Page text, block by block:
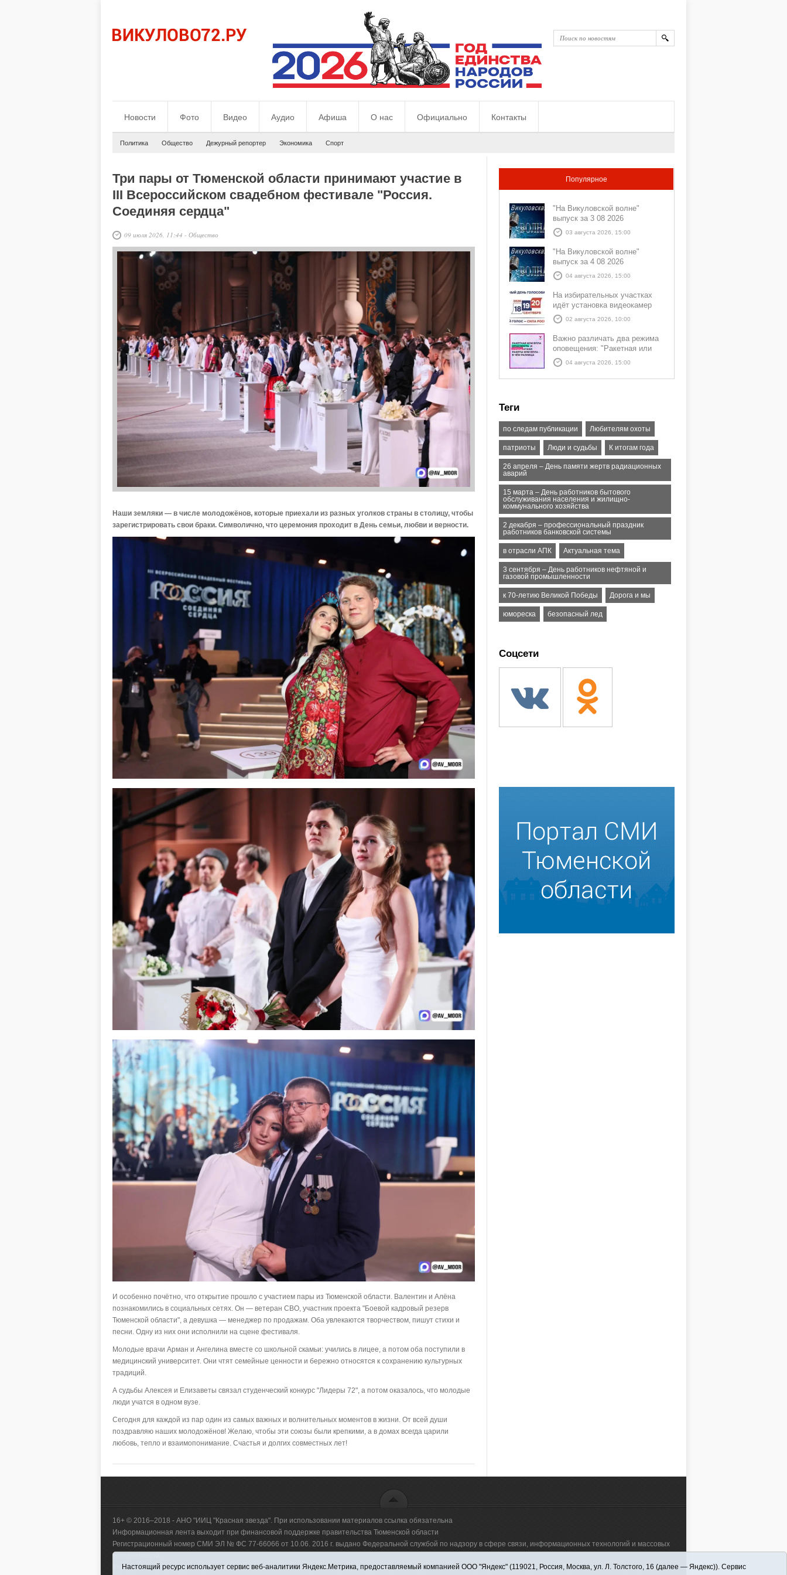
Новости Фото Видео Аудио Афиша О нас Официально Контакты
Политика Общество Дежурный репортер Экономика Спорт
Три пары от Тюменской области принимают участие в
III Всероссийском свадебном фестивале "Россия.
Соединяя сердца"
09 июля 2026, 11:44 - Общество
Наши земляки — в числе молодожёнов, которые приехали из разных уголков страны в столицу, чтобы
зарегистрировать свои браки. Символично, что церемония проходит в День семьи, любви и верности.
И особенно почётно, что открытие прошло с участием пары из Тюменской области. Валентин и Алёна
познакомились в социальных сетях. Он — ветеран СВО, участник проекта "Боевой кадровый резерв
Тюменской области", а девушка — менеджер по продажам. Оба увлекаются творчеством, пишут стихи и
песни. Одну из них они исполнили на сцене фестиваля.
Молодые врачи Арман и Ангелина вместе со школьной скамьи: учились в лицее, а потом оба поступили в
медицинский университет. Они чтят семейные ценности и бережно относятся к сохранению культурных
традиций.
А судьбы Алексея и Елизаветы связал студенческий конкурс "Лидеры 72", а потом оказалось, что молодые
люди учатся в одном вузе.
Сегодня для каждой из пар один из самых важных и волнительных моментов в жизни. От всей души
поздравляю наших молодожёнов! Желаю, чтобы эти союзы были крепкими, а в домах всегда царили
любовь, тепло и взаимопонимание. Счастья и долгих совместных лет!
Популярное
"На Викуловской волне"
выпуск за 3 08 2026
03 августа 2026, 15:00
"На Викуловской волне"
выпуск за 4 08 2026
04 августа 2026, 15:00
На избирательных участках
идёт установка видеокамер
02 августа 2026, 10:00
Важно различать два режима
оповещения: "Ракетная или
БПЛА опасность" и "Угроза
атаки ракеты или БПЛА"
04 августа 2026, 15:00
Теги
по следам публикации Любителям охоты
патриоты Люди и судьбы К итогам года
26 апреля – День памяти жертв радиационных
аварий
15 марта – День работников бытового
обслуживания населения и жилищно-
коммунального хозяйства
2 декабря – профессиональный праздник
работников банковской системы
в отрасли АПК Актуальная тема
3 сентября – День работников нефтяной и
газовой промышленности
к 70-летию Великой Победы Дорога и мы
юмореска безопасный лед
Соцсети
16+ © 2016–2018 - АНО "ИИЦ "Красная звезда". При использовании материалов ссылка обязательна
Информационная лента выходит при финансовой поддержке правительства Тюменской области
Регистрационный номер СМИ ЭЛ № ФС 77-66066 от 10.06. 2016 г. выдано Федеральной службой по надзору в сфере связи, информационных технологий и массовых
коммуникаций.
Учредитель (соучредители) Автономная некоммерческая организация "Информационно-издательский центр "Красная звезда"" (627570, Тюменская обл., Викуловский
Настоящий ресурс использует сервис веб-аналитики Яндекс.Метрика, предоставляемый компанией ООО "Яндекс" (119021, Россия, Москва, ул. Л. Толстого, 16 (далее — Яндекс)). Сервис